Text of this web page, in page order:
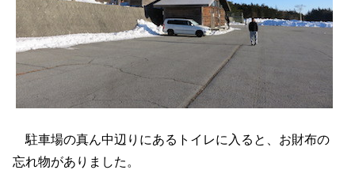
駐車場の真ん中辺りにあるトイレに入ると、お財布の
忘れ物がありました。